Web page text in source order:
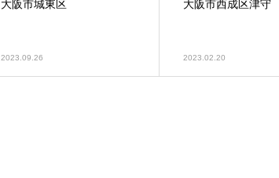
大阪市城東区
2023.09.26
大阪市西成区津守
2023.02.20